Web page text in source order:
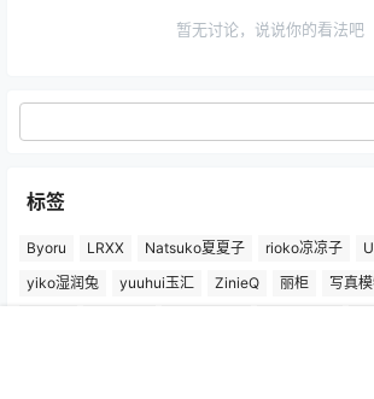
暂无讨论，说说你的看法吧
标签
Byoru LRXX Natsuko夏夏子 rioko凉凉子
yiko湿润兔
yuuhui玉汇 ZinieQ 丽柜 写真